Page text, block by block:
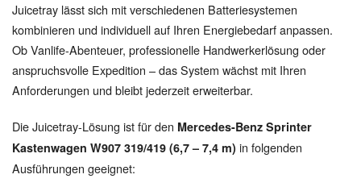
Juicetray lässt sich mit verschiedenen Batteriesystemen
kombinieren und individuell auf Ihren Energiebedarf anpassen.
Ob Vanlife-Abenteuer, professionelle Handwerkerlösung oder
anspruchsvolle Expedition – das System wächst mit Ihren
Anforderungen und bleibt jederzeit erweiterbar.
Die Juicetray-Lösung ist für den Mercedes-Benz Sprinter
Kastenwagen W907 319/419 (6,7 – 7,4 m) in folgenden
Ausführungen geeignet: